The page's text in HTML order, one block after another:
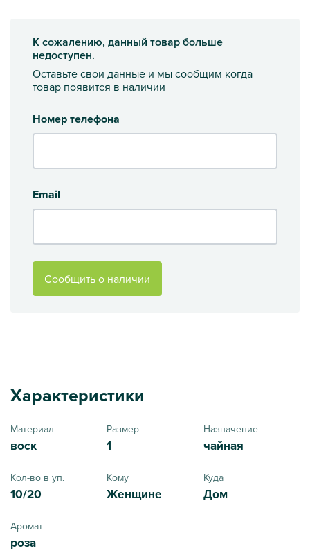
К сожалению, данный товар больше
недоступен.
Оставьте свои данные и мы сообщим когда
товар появится в наличии
Номер телефона
Email
Сообщить о наличии
Характеристики
Материал
воск
Размер
1
Назначение
чайная
Кол-во в уп.
10/20
Кому
Женщине
Куда
Дом
Аромат
роза